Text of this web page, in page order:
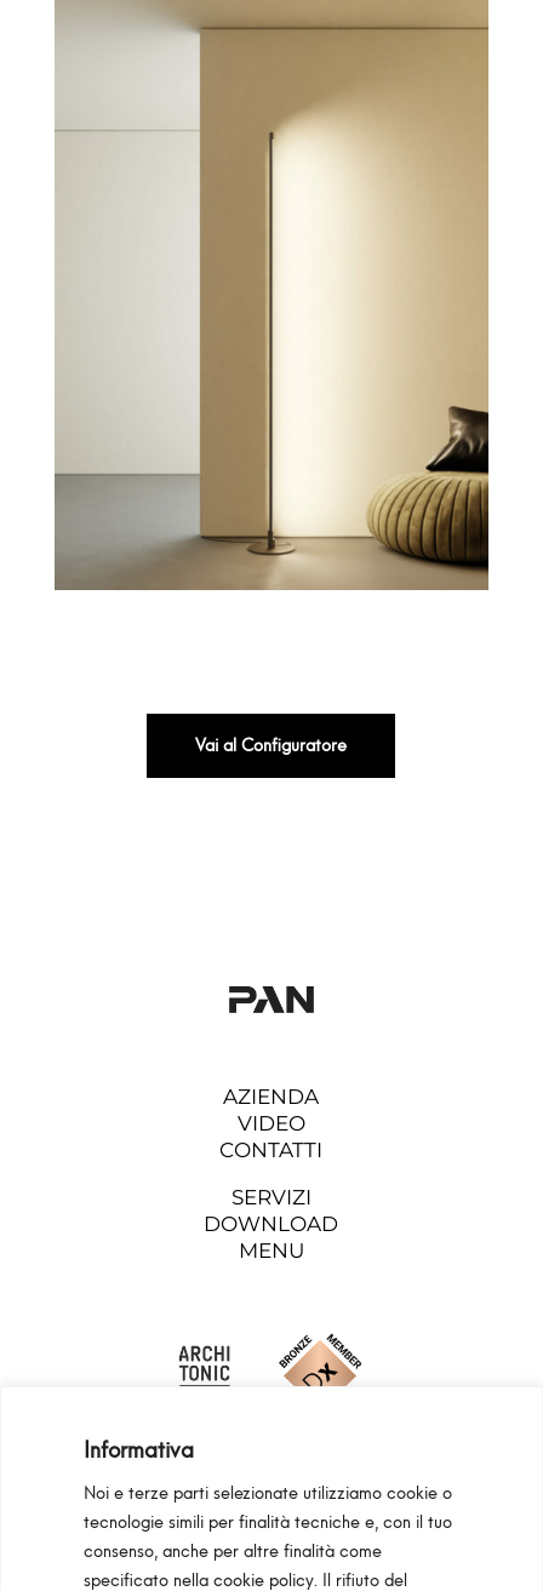
Informativa
Noi e terze parti selezionate utilizziamo cookie o
tecnologie simili per finalità tecniche e, con il tuo
consenso, anche per altre finalità come
specificato nella cookie policy. Il rifiuto del
Vai al Configuratore
AZIENDA
VIDEO
CONTATTI
SERVIZI
DOWNLOAD
MENU
Programma Regionale Toscana FESR 2021 -